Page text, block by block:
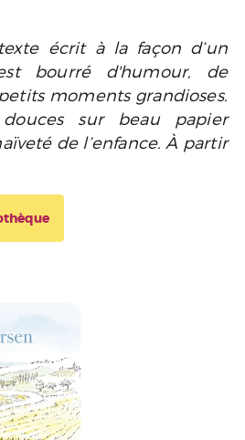
écrit à la façon d’un
bourré d'humour, de
moments grandioses.
sur beau papier
de l’enfance. À partir